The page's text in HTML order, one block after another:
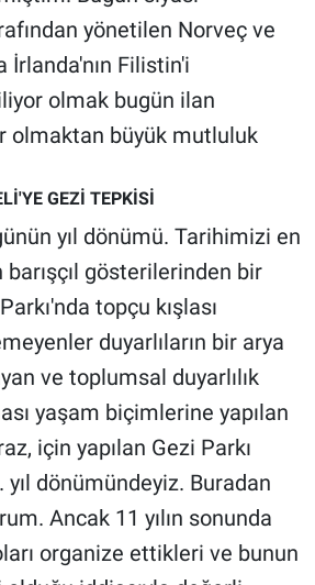
yönetilen Norveç ve
İrlanda'nın Filistin'i
olmak bugün ilan
olmaktan büyük mutluluk
GEZİ TEPKİSİ
yıl dönümü. Tarihimizi en
barışçıl gösterilerinden bir
topçu kışlası
duyarlıların bir arya
ve toplumsal duyarlılık
yaşam biçimlerine yapılan
için yapılan Gezi Parkı
dönümündeyiz. Buradan
Ancak 11 yılın sonunda
organize ettikleri ve bunun